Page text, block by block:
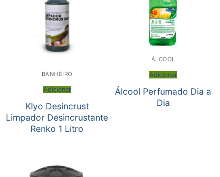
BANHEIRO
Adicionar
Klyo Desincrust
Limpador Desincrustante
Renko 1 Litro
ÁLCOOL
Adicionar
Álcool Perfumado Dia a
Dia